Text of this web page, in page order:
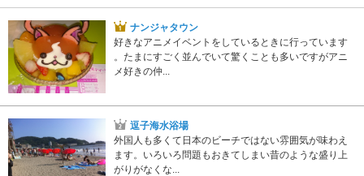
ナンジャタウン
好きなアニメイベントをしているときに行っています
。たまにすごく並んでいて驚くことも多いですがアニ
メ好きの仲...
逗子海水浴場
外国人も多くて日本のビーチではない雰囲気が味わえ
ます。いろいろ問題もおきてしまい昔のような盛り上
がりがなくな...